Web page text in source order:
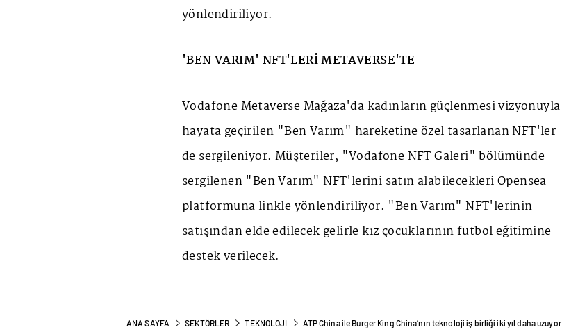
yönlendiriliyor.
'BEN VARIM' NFT'LERİ METAVERSE'TE
Vodafone Metaverse Mağaza'da kadınların güçlenmesi vizyonuyla
hayata geçirilen "Ben Varım" hareketine özel tasarlanan NFT'ler
de sergileniyor. Müşteriler, "Vodafone NFT Galeri" bölümünde
sergilenen "Ben Varım" NFT'lerini satın alabilecekleri Opensea
platformuna linkle yönlendiriliyor. "Ben Varım" NFT'lerinin
satışından elde edilecek gelirle kız çocuklarının futbol eğitimine
destek verilecek.
ANA SAYFA SEKTÖRLER TEKNOLOJI ATP China ile Burger King China’nın teknoloji iş birliği iki yıl daha uzuyor